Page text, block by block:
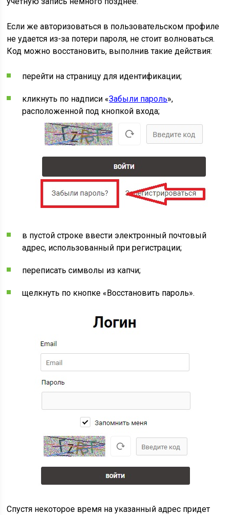
Если же авторизоваться в пользовательском профиле
не удается из-за потери пароля, не стоит волноваться.
Код можно восстановить, выполнив такие действия:
перейти на страницу для идентификации;
кликнуть по надписи «Забыли пароль»,
расположенной под кнопкой входа;
в пустой строке ввести электронный почтовый
адрес, использованный при регистрации;
переписать символы из капчи;
щелкнуть по кнопке «Восстановить пароль».
Спустя некоторое время на указанный адрес придет